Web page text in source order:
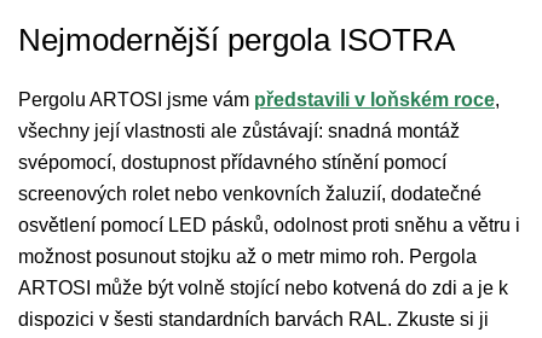
Nejmodernější pergola ISOTRA
Pergolu ARTOSI jsme vám představili v loňském roce,
všechny její vlastnosti ale zůstávají: snadná montáž
svépomocí, dostupnost přídavného stínění pomocí
screenových rolet nebo venkovních žaluzií, dodatečné
osvětlení pomocí LED pásků, odolnost proti sněhu a větru i
možnost posunout stojku až o metr mimo roh. Pergola
ARTOSI může být volně stojící nebo kotvená do zdi a je k
dispozici v šesti standardních barvách RAL. Zkuste si ji